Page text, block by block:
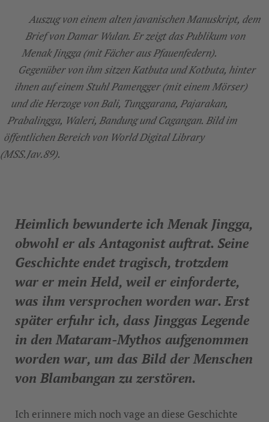
Auszug von einem alten javanischen Manuskript, dem
Brief von Damar Wulan. Er zeigt das Publikum von
Menak Jingga (mit Fächer aus Pfauenfedern).
Gegenüber von ihm sitzen Katbuta und Kotbuta, hinter
ihnen auf einem Stuhl Pamengger (mit einem Mörser)
und die Herzoge von Bali, Tunggarana, Pajarakan,
Prabalingga, Waleri, Bandung und Cagangan. Bild im
öffentlichen Bereich von World Digital Library
Heimlich bewunderte ich Menak Jingga,
obwohl er als Antagonist auftrat. Seine
Geschichte endet tragisch, trotzdem
war er mein Held, weil er einforderte,
was ihm versprochen worden war. Erst
später erfuhr ich, dass Jinggas Legende
in den Mataram-Mythos aufgenommen
worden war, um das Bild der Menschen
von Blambangan zu zerstören.
Ich erinnere mich noch vage an diese Geschichte